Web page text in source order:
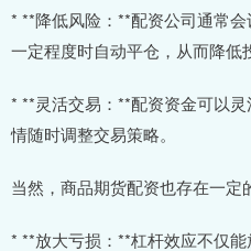
* **降低风险：**配资公司通常
一定程度时自动平仓，从而降低
* **灵活交易：**配资资金可以
情随时调整交易策略。
当然，商品期货配资也存在一定
* **放大亏损：**杠杆效应不仅